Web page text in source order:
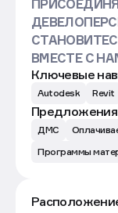
ВМЕСТЕ С
Ключевые
Autodesk Revit
ДМС